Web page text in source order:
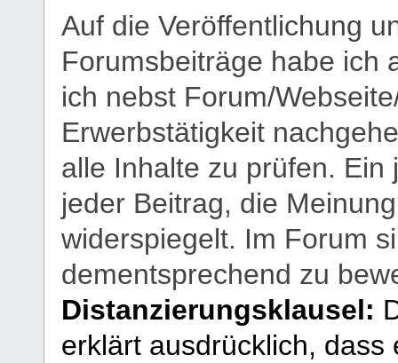
Auf die Veröffentlichung
Forumsbeiträge habe ich
ich nebst Forum/
Erwerbstätigkeit
alle Inhalte zu prüfen.
jeder Beitrag, die
widerspiegelt. Im Forum
dementsprechend zu
Distanzierungsklausel:
erklärt ausdrücklich,